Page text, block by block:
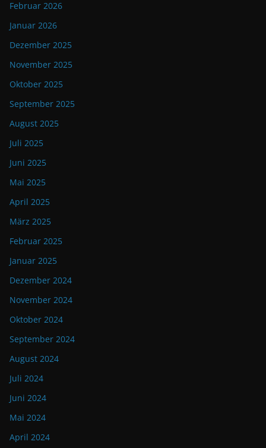
Februar 2026
Januar 2026
Dezember 2025
November 2025
Oktober 2025
September 2025
August 2025
Juli 2025
Juni 2025
Mai 2025
April 2025
März 2025
Februar 2025
Januar 2025
Dezember 2024
November 2024
Oktober 2024
September 2024
August 2024
Juli 2024
Juni 2024
Mai 2024
April 2024